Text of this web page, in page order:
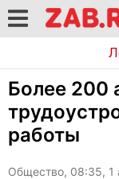
Более 200
работы
Общество, 08:35, 1